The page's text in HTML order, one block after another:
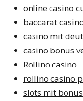
online casino
baccarat
casino mit
casino bonus
Rollino casino
rollino casino
slots mit bonus